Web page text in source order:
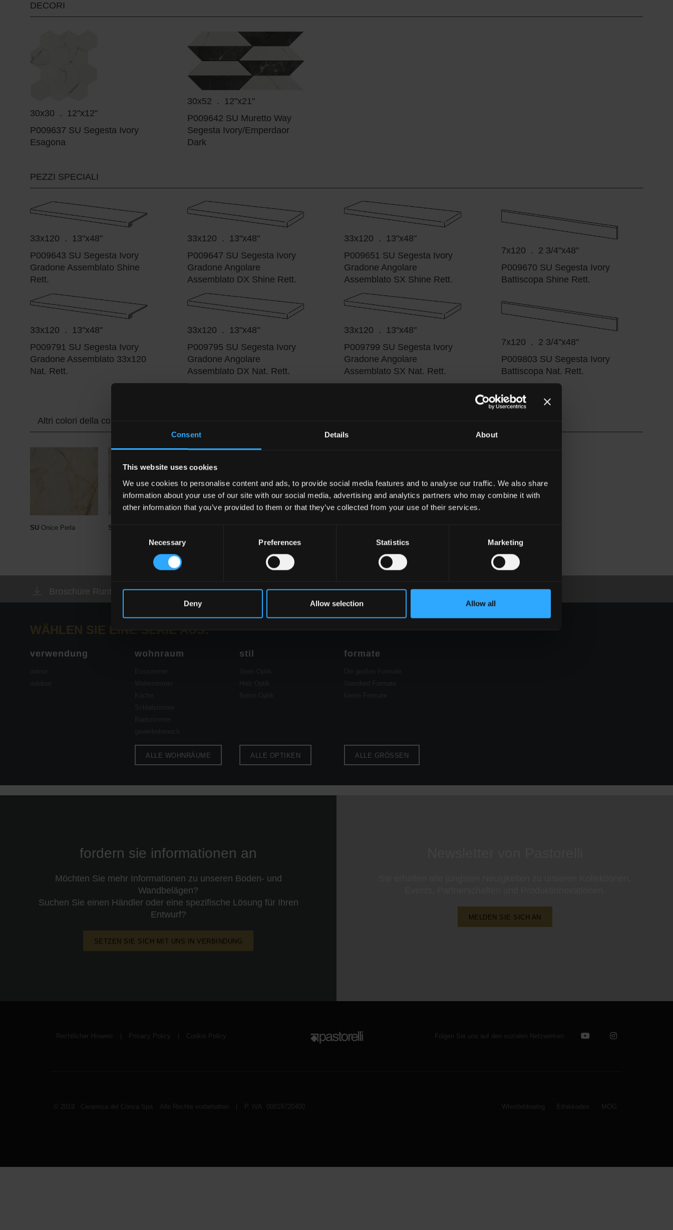
Consent Details About
This website uses cookies
We use cookies to personalise content and ads, to provide social media features and to analyse our traffic. We also share
information about your use of our site with our social media, advertising and analytics partners who may combine it with
other information that you’ve provided to them or that they’ve collected from your use of their services.
Consent
Necessary Preferences Statistics Marketing
Deny Allow selection Allow all
DECORI
30x30 . 12"x12"
P009637 SU Segesta Ivory
Esagona
30x52 . 12"x21"
P009642 SU Muretto Way
Segesta Ivory/Emperdaor
Dark
PEZZI SPECIALI
33x120 . 13"x48"
P009643 SU Segesta Ivory
Gradone Assemblato Shine
Rett.
33x120 . 13"x48"
P009647 SU Segesta Ivory
Gradone Angolare
Assemblato DX Shine Rett.
33x120 . 13"x48"
P009651 SU Segesta Ivory
Gradone Angolare
Assemblato SX Shine Rett.
7x120 . 2 3/4"x48"
P009670 SU Segesta Ivory
Battiscopa Shine Rett.
33x120 . 13"x48"
P009791 SU Segesta Ivory
Gradone Assemblato 33x120
Nat. Rett.
33x120 . 13"x48"
P009795 SU Segesta Ivory
Gradone Angolare
Assemblato DX Nat. Rett.
33x120 . 13"x48"
P009799 SU Segesta Ivory
Gradone Angolare
Assemblato SX Nat. Rett.
7x120 . 2 3/4"x48"
P009803 SU Segesta Ivory
Battiscopa Nat. Rett.
Altri colori della collezione
SU Onice Perla SU
Broschüre Runterladen Fordern Sie Informationen an
WÄHLEN SIE EINE SERIE AUS:
verwendung wohnraum
ALLE WOHNRÄUME
stil
ALLE OPTIKEN
formate
ALLE GRÖSSEN
fordern sie informationen an
Möchten Sie mehr Informationen zu unseren Boden- und
Wandbelägen?
Suchen Sie einen Händler oder eine spezifische Lösung für Ihren
Entwurf?
SETZEN SIE SICH MIT UNS IN VERBINDUNG
MELDEN SIE SICH AN
Rechtlicher Hinweis Privacy Policy Cookie Policy Folgen Sie uns auf den sozialen Netzwerken
© 2019 Ceramica del Conca Spa Alle Rechte vorbehalten P. IVA 00819720400 Whistleblowing Ethikkodex MOG